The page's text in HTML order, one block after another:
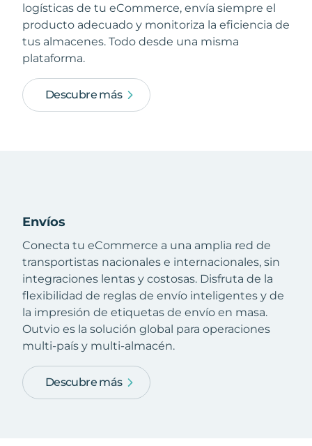
logísticas de tu eCommerce, envía siempre el
producto adecuado y monitoriza la eficiencia de
tus almacenes. Todo desde una misma
plataforma.
Descubre más
Envíos
Conecta tu eCommerce a una amplia red de
transportistas nacionales e internacionales, sin
integraciones lentas y costosas. Disfruta de la
flexibilidad de reglas de envío inteligentes y de
la impresión de etiquetas de envío en masa.
Outvio es la solución global para operaciones
multi-país y multi-almacén.
Descubre más